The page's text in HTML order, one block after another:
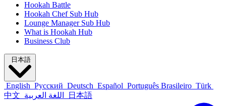
Hookah Battle
Hookah Chef Sub Hub
Lounge Manager Sub Hub
What is Hookah Hub
Business Club
日本語
English Русский Deutsch Español Português Brasileiro Türk
中文 اللغة العربية 日本語